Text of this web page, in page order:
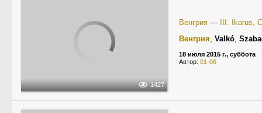
1427
Венгрия —
III. Ikarus,
Венгрия, Valkó,
18 июля 2015 г., суббота
Автор: 01-06